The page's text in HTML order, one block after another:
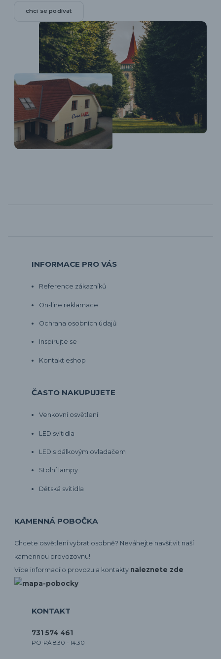
chci se podívat
INFORMACE PRO VÁS
Reference zákazníků
On-line reklamace
Ochrana osobních údajů
Inspirujte se
Kontakt eshop
ČASTO NAKUPUJETE
Venkovní osvětlení
LED svítidla
LED s dálkovým ovladačem
Stolní lampy
Dětská svítidla
KAMENNÁ POBOČKA
Chcete osvětlení vybrat osobně? Neváhejte navšítvit naší
kamennou provozovnu!
Více informací o provozu a kontakty naleznete zde
KONTAKT
731 574 461
PO-PÁ 8:30 - 14:30